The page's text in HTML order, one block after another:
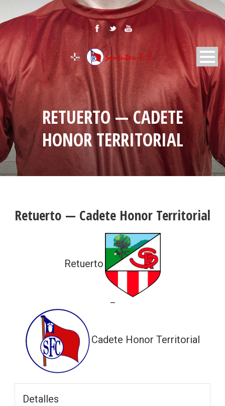
RETUERTO — CADETE
HONOR TERRITORIAL
Retuerto — Cadete Honor Territorial
Retuerto
—
Cadete Honor Territorial
Detalles